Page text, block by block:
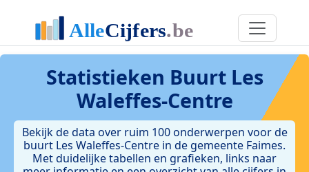
Statistieken Buurt Les
Waleffes-Centre
Bekijk de data over ruim 100 onderwerpen voor de
buurt Les Waleffes-Centre in de gemeente Faimes.
Met duidelijke tabellen en grafieken, links naar